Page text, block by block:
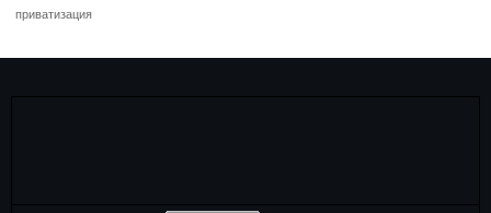
приватизация